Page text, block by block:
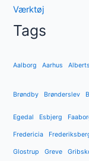
Værktøj
Tags
Aalborg Aarhus
Brøndby Brønderslev
Egedal Esbjerg
Fredericia
Glostrup Greve